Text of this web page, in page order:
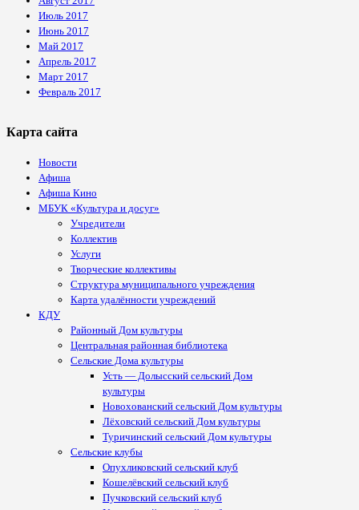
Июль 2017
Июнь 2017
Май 2017
Апрель 2017
Март 2017
Февраль 2017
Карта сайта
Новости
Афиша
Афиша Кино
МБУК «Культура и досуг»
Учредители
Коллектив
Услуги
Творческие коллективы
Структура муниципального учреждения
Карта удалённости учреждений
КДУ
Районный Дом культуры
Центральная районная библиотека
Сельские Дома культуры
Усть — Долысский сельский Дом
культуры
Новохованский сельский Дом культуры
Лёховский сельский Дом культуры
Туричинский сельский Дом культуры
Сельские клубы
Опухликовский сельский клуб
Кошелёвский сельский клуб
Пучковский сельский клуб